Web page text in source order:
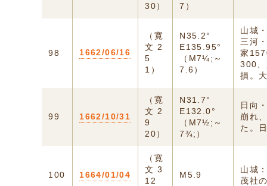
30）
7）
98 1662/06/16
（寛
文 2
5
1）
N35.2°
E135.95°
（M7¼;～
7.6）
山城
三河
家
300
損。
99 1662/10/31
（寛
文 2
9
20）
N31.7°
E132.0°
（M7½;～
7¾;）
日向
崩れ
た。
100 1664/01/04
（寛
文 3
12
M5.9
山城
茂社